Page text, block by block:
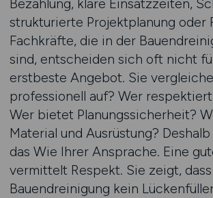
Bezahlung, klare Einsatzzeiten,
strukturierte Projektplanung oder
Fachkräfte, die in der
sind, entscheiden sich oft nicht
erstbeste Angebot. Sie
professionell auf? Wer
Wer bietet Planungssicherheit?
Material und Ausrüstung?
das Wie Ihrer Ansprache. Eine
vermittelt Respekt. Sie zeigt, dass
Bauendreinigung kein